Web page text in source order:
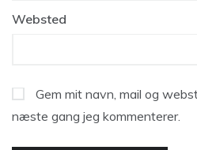
Websted
Gem mit navn, mail og
næste gang jeg kommenterer.